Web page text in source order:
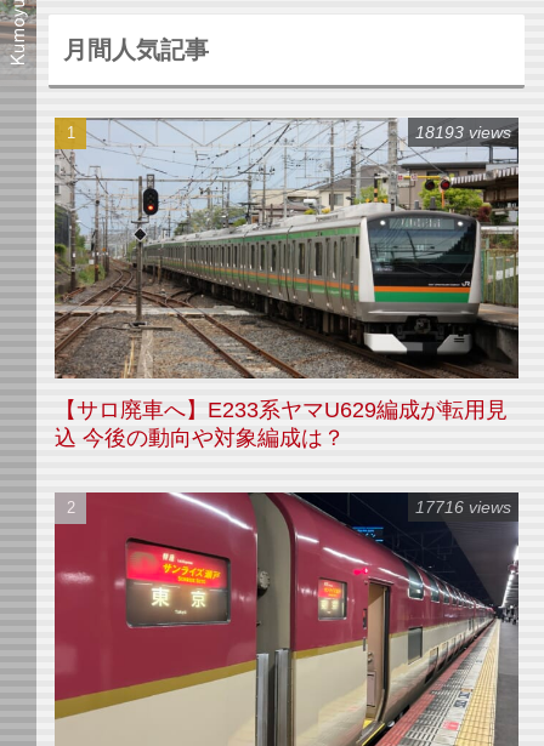
月間人気記事
【サロ廃車へ】E233系ヤマU629編成が転用見
込 今後の動向や対象編成は？
18193 views
17716 views